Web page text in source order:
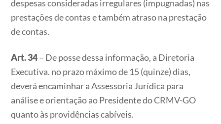
despesas consideradas irregulares (impugnadas) nas
prestações de contas e também atraso na prestação
de contas.
Art. 34– De posse dessa informação, a Diretoria
Executiva. no prazo máximo de 15 (quinze) dias,
deverá encaminhar a Assessoria Jurídica para
análise e orientação ao Presidente do CRMV-GO
quanto às providências cabíveis.